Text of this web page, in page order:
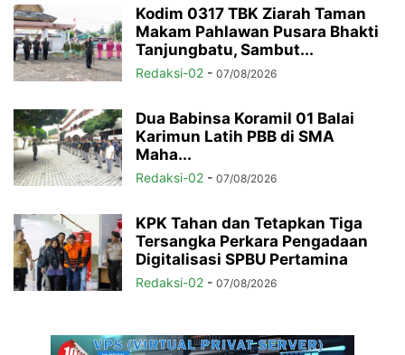
Kodim 0317 TBK Ziarah Taman
Makam Pahlawan Pusara Bhakti
Tanjungbatu, Sambut...
Redaksi-02 - 07/08/2026
Dua Babinsa Koramil 01 Balai
Karimun Latih PBB di SMA
Maha...
Redaksi-02 - 07/08/2026
KPK Tahan dan Tetapkan Tiga
Tersangka Perkara Pengadaan
Digitalisasi SPBU Pertamina
Redaksi-02 - 07/08/2026